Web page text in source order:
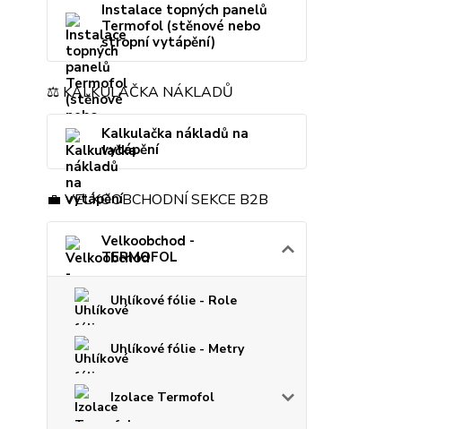
Instalace topných panelů
Termofol (stěnové nebo
stropní vytápění)
⚖️ KALKULAČKA NÁKLADŮ
Kalkulačka nákladů na
vytápění
💼 VELKOOBCHODNÍ SEKCE B2B
Velkoobchod -
TERMOFOL
Uhlíkové fólie - Role
Uhlíkové fólie - Metry
Izolace Termofol